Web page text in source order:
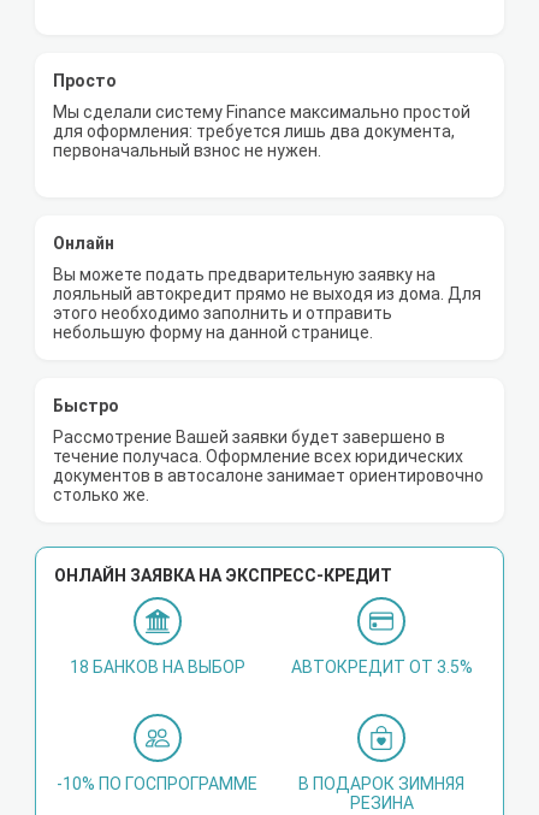
Просто
Мы сделали систему Finance максимально простой
для оформления: требуется лишь два документа,
первоначальный взнос не нужен.
Онлайн
Вы можете подать предварительную заявку на
лояльный автокредит прямо не выходя из дома. Для
этого необходимо заполнить и отправить
небольшую форму на данной странице.
Быстро
Рассмотрение Вашей заявки будет завершено в
течение получаса. Оформление всех юридических
документов в автосалоне занимает ориентировочно
столько же.
ОНЛАЙН ЗАЯВКА НА ЭКСПРЕСС-КРЕДИТ
18 БАНКОВ НА ВЫБОР АВТОКРЕДИТ ОТ 3.5%
-10% ПО ГОСПРОГРАММЕ
В ПОДАРОК ЗИМНЯЯ
РЕЗИНА